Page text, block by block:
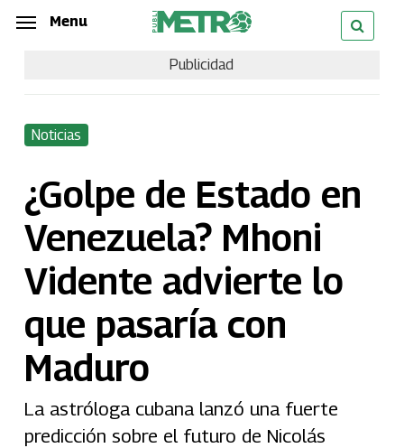
Skip
content
Menu
Publicidad
Noticias
¿Golpe de Estado en
Venezuela? Mhoni
Vidente advierte lo
que pasaría con
Maduro
La astróloga cubana lanzó una fuerte
predicción sobre el futuro de Nicolás
Menu